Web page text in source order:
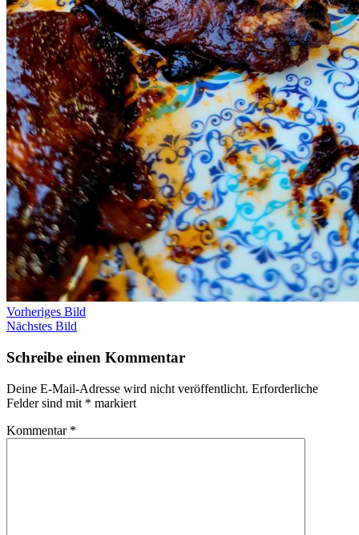
Vorheriges Bild
Nächstes Bild
Schreibe einen Kommentar
Deine E-Mail-Adresse wird nicht veröffentlicht. Erforderliche
Felder sind mit * markiert
Kommentar *